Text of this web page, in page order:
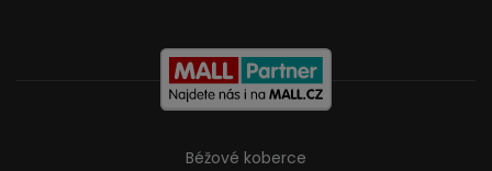
Béžové koberce